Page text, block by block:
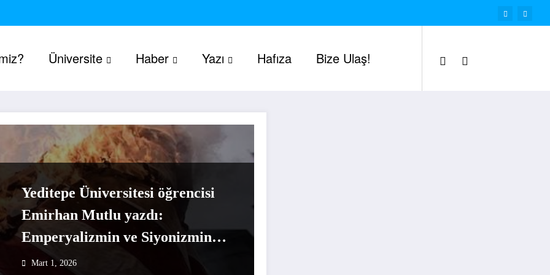
Üniversite Haber Yazı Hafıza Bize Ulaş!
Yeditepe Üniversitesi öğrencisi
Emirhan Mutlu yazdı:
Emperyalizmin ve Siyonizmin
hedefinde geleceğimiz var
Mart 1, 2026